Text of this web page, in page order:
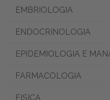
EMBRIOLOGIA
ENDOCRINOLOGIA
EPIDEMIOLOGIA E
FARMACOLOGIA
FISICA